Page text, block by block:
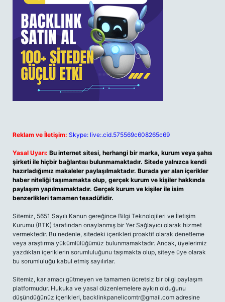
Reklam ve İletişim: Skype: live:.cid.575569c608265c69
Yasal Uyarı: Bu internet sitesi, herhangi bir marka, kurum veya şahıs
şirketi ile hiçbir bağlantısı bulunmamaktadır. Sitede yalnızca kendi
hazırladığımız makaleler paylaşılmaktadır. Burada yer alan içerikler
haber niteliği taşımamakta olup, gerçek kurum ve kişiler hakkında
paylaşım yapılmamaktadır. Gerçek kurum ve kişiler ile isim
benzerlikleri tamamen tesadüfidir.
Sitemiz, 5651 Sayılı Kanun gereğince Bilgi Teknolojileri ve İletişim
Kurumu (BTK) tarafından onaylanmış bir Yer Sağlayıcı olarak hizmet
vermektedir. Bu nedenle, sitedeki içerikleri proaktif olarak denetleme
veya araştırma yükümlülüğümüz bulunmamaktadır. Ancak, üyelerimiz
yazdıkları içeriklerin sorumluluğunu taşımakta olup, siteye üye olarak
bu sorumluluğu kabul etmiş sayılırlar.
Sitemiz, kar amacı gütmeyen ve tamamen ücretsiz bir bilgi paylaşım
platformudur. Hukuka ve yasal düzenlemelere aykırı olduğunu
düşündüğünüz içerikleri, backlinkpanelicomtr@gmail.com adresine